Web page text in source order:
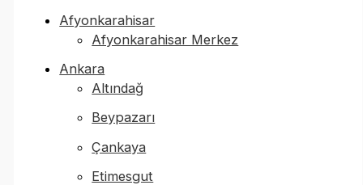
Afyonkarahisar
Afyonkarahisar Merkez
Ankara
Altındağ
Beypazarı
Çankaya
Etimesgut